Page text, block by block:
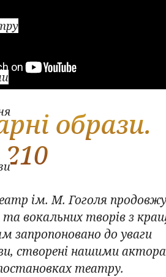
образи.
ім. М. Гоголя
та вокальних творів з
запропоновано до уваги
створені нашими
театру.